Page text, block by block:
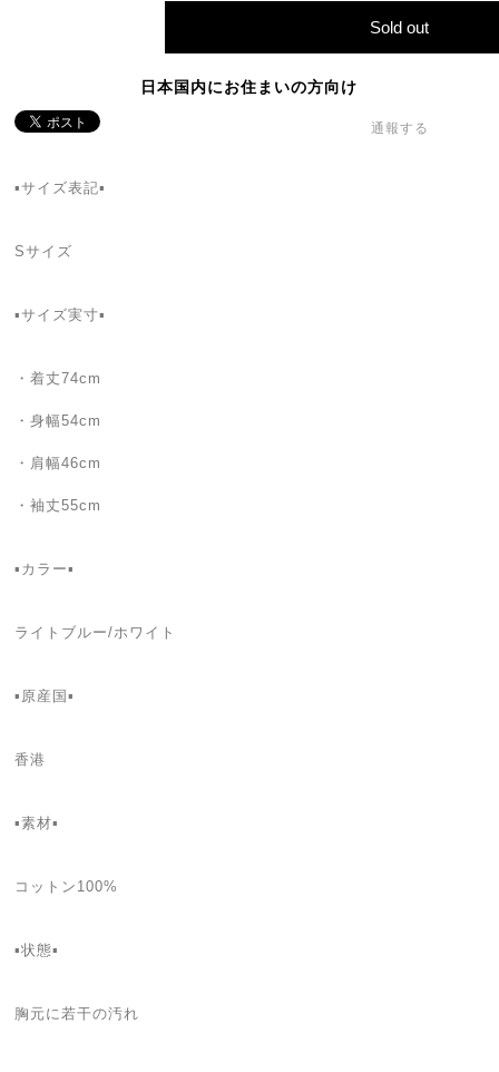
Sold out
日本国内にお住まいの方向け
通報する
▪️サイズ表記▪
Sサイズ
▪️サイズ実寸▪️
・着丈74cm
・身幅54cm
・肩幅46cm
・袖丈55cm
▪カラー▪
ライトブルー/ホワイト
▪️原産国▪
香港
▪️素材▪
コットン100%
▪️状態▪️
胸元に若干の汚れ